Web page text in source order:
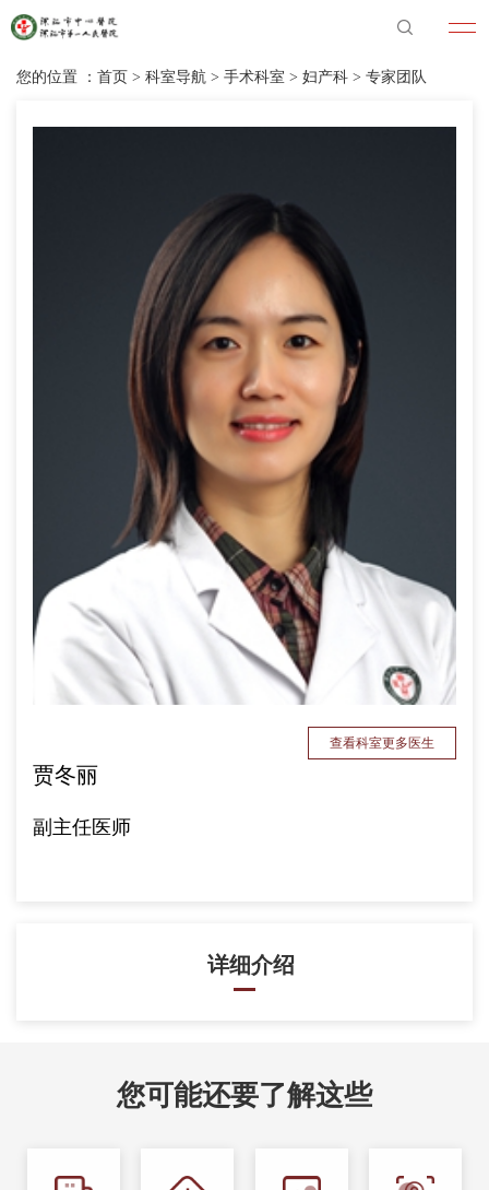
您的位置 ： 首页 > 科室导航 > 手术科室 > 妇产科 > 专家团队
查看科室更多医生
贾冬丽
副主任医师
详细介绍
您可能还要了解这些